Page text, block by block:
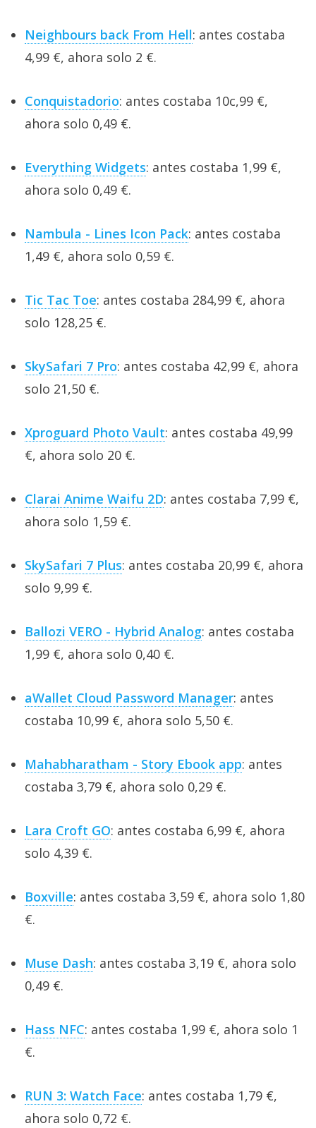
Neighbours back From Hell: antes costaba
4,99 €, ahora solo 2 €.
Conquistadorio: antes costaba 10c,99 €,
ahora solo 0,49 €.
Everything Widgets: antes costaba 1,99 €,
ahora solo 0,49 €.
Nambula - Lines Icon Pack: antes costaba
1,49 €, ahora solo 0,59 €.
Tic Tac Toe: antes costaba 284,99 €, ahora
solo 128,25 €.
SkySafari 7 Pro: antes costaba 42,99 €, ahora
solo 21,50 €.
Xproguard Photo Vault: antes costaba 49,99
€, ahora solo 20 €.
Clarai Anime Waifu 2D: antes costaba 7,99 €,
ahora solo 1,59 €.
SkySafari 7 Plus: antes costaba 20,99 €, ahora
solo 9,99 €.
Ballozi VERO - Hybrid Analog: antes costaba
1,99 €, ahora solo 0,40 €.
aWallet Cloud Password Manager: antes
costaba 10,99 €, ahora solo 5,50 €.
Mahabharatham - Story Ebook app: antes
costaba 3,79 €, ahora solo 0,29 €.
Lara Croft GO: antes costaba 6,99 €, ahora
solo 4,39 €.
Boxville: antes costaba 3,59 €, ahora solo 1,80
€.
Muse Dash: antes costaba 3,19 €, ahora solo
0,49 €.
Hass NFC: antes costaba 1,99 €, ahora solo 1
€.
RUN 3: Watch Face: antes costaba 1,79 €,
ahora solo 0,72 €.